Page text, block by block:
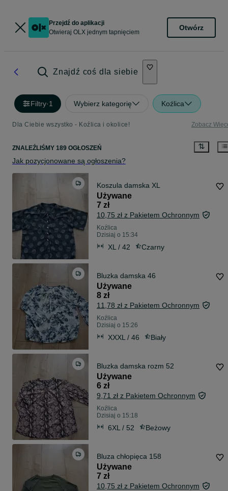
Przejdź do aplikacji
Otwieraj OLX jednym tapnięciem
Otwórz
Znajdź coś dla siebie
Filtry·1 Wybierz kategorię Koźlica
Dla Ciebie wszystko - Koźlica i okolice! Zobacz
ZNALEŹLIŚMY 189 OGŁOSZEŃ
Jak pozycjonowane są ogłoszenia?
Koszula damska XL
Używane
7 zł
10,75 zł z Pakietem Ochronnym
Koźlica
Dzisiaj o 15:34
XL / 42 Czarny
Bluzka damska 46
Używane
8 zł
11,78 zł z Pakietem Ochronnym
Koźlica
Dzisiaj o 15:26
XXXL / 46 Biały
Bluzka damska rozm 52
Używane
6 zł
9,71 zł z Pakietem Ochronnym
Koźlica
Dzisiaj o 15:18
6XL / 52 Beżowy
Bluza chłopięca 158
Używane
7 zł
10,75 zł z Pakietem Ochronnym